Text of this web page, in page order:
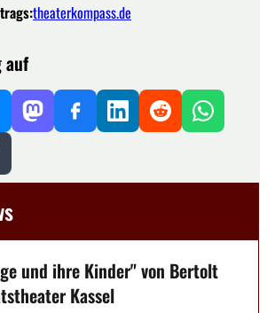
theaterkompass.de
auf
und ihre Kinder" von Bertolt
Kassel